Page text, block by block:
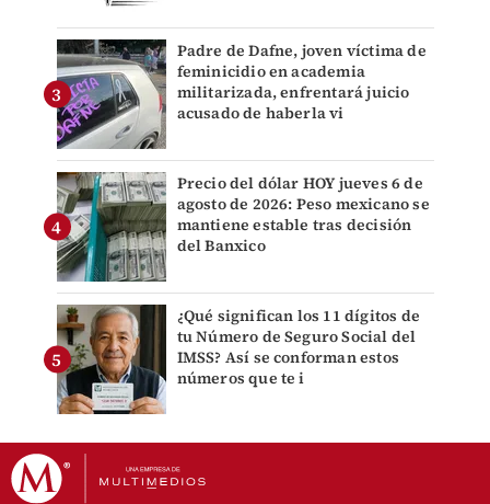
Padre de Dafne, joven víctima de
feminicidio en academia
militarizada, enfrentará juicio
acusado de haberla vi
Precio del dólar HOY jueves 6 de
agosto de 2026: Peso mexicano se
mantiene estable tras decisión
del Banxico
¿Qué significan los 11 dígitos de
tu Número de Seguro Social del
IMSS? Así se conforman estos
números que te i